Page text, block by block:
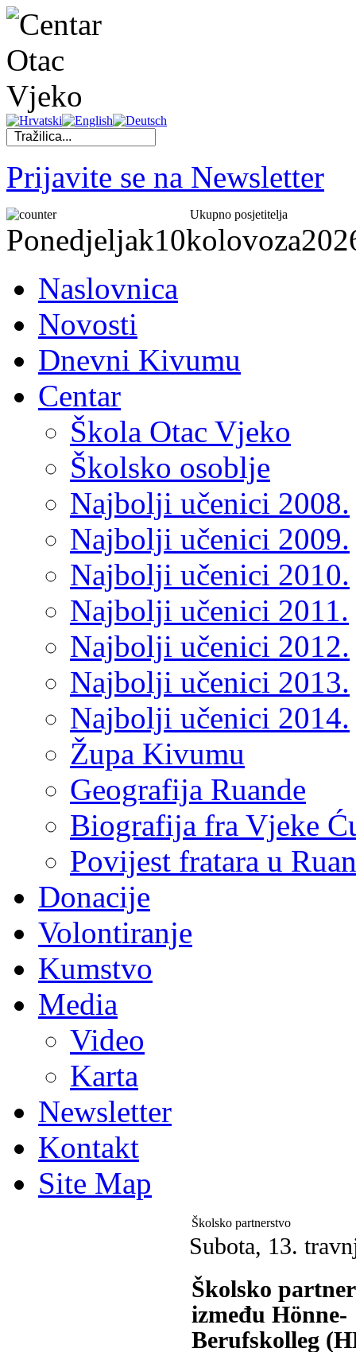
Prijavite se na Newsletter
Ukupno posjetitelja
Ponedjeljak10kolovoza
Naslovnica
Novosti
Dnevni Kivumu
Centar
Škola Otac Vjeko
Školsko osoblje
Najbolji učenici 2008.
Najbolji učenici 2009.
Najbolji učenici 2010.
Najbolji učenici 2011.
Najbolji učenici 2012.
Najbolji učenici 2013.
Najbolji učenici 2014.
Župa Kivumu
Geografija Ruande
Biografija fra Vjeke
Povijest fratara u
Donacije
Volontiranje
Kumstvo
Media
Video
Karta
Newsletter
Kontakt
Site Map
Školsko partnerstvo
Subota, 13.
Školsko
između Hönne-
Berufskolleg